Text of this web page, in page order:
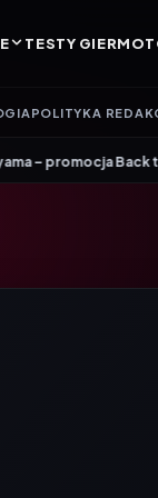
TESTY GIER
POLITYKA
to School na